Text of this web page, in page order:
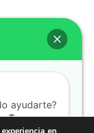
la
y el
como
necesario
áreas
ayudarte?
👇